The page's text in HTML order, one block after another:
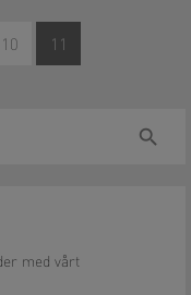
10 11
sök
med vårt